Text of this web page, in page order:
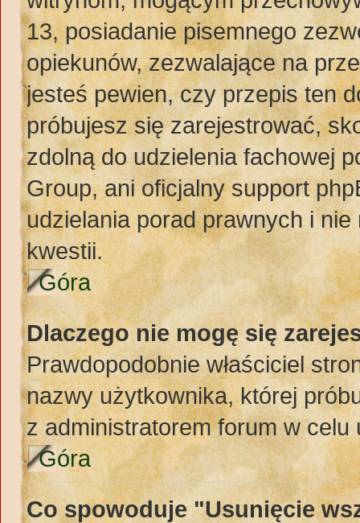
13, posiadanie pisemnego
opiekunów, zezwalające na
jesteś pewien, czy przepis ten
próbujesz się zarejestrować,
zdolną do udzielenia fachowej
Group, ani oficjalny support
udzielania porad prawnych i
kwestii.
Góra
Dlaczego nie mogę się
Prawdopodobnie właściciel
nazwy użytkownika, której
z administratorem forum w celu
Góra
Co spowoduje "Usunięcie